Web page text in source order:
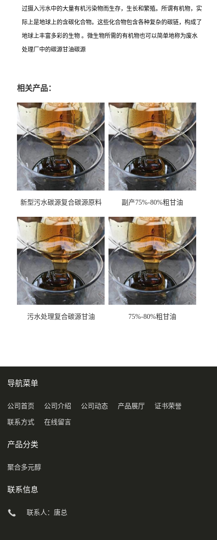
过摄入污水中的大量有机污染物而生存，生长和繁殖。所谓有机物，实
际上是地球上的含碳化合物。这些化合物包含各种复杂的碳链，构成了
地球上丰富多彩的生物 。微生物所需的有机物也可以简单地称为废水
处理厂中的碳源甘油碳源
相关产品：
新型污水碳源复合碳源原料
副产75%-80%粗甘油
污水处理复合碳源甘油
75%-80%粗甘油
导航菜单
公司首页 公司介绍 公司动态 产品展厅 证书荣誉
联系方式 在线留言
产品分类
聚合多元醇
联系信息
联系人：唐总